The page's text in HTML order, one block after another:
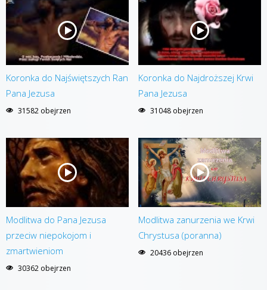
Koronka do Najświętszych Ran
Pana Jezusa
31582 obejrzen
Koronka do Najdroższej Krwi
Pana Jezusa
31048 obejrzen
Modlitwa do Pana Jezusa
przeciw niepokojom i
zmartwieniom
30362 obejrzen
Modlitwa zanurzenia we Krwi
Chrystusa (poranna)
20436 obejrzen